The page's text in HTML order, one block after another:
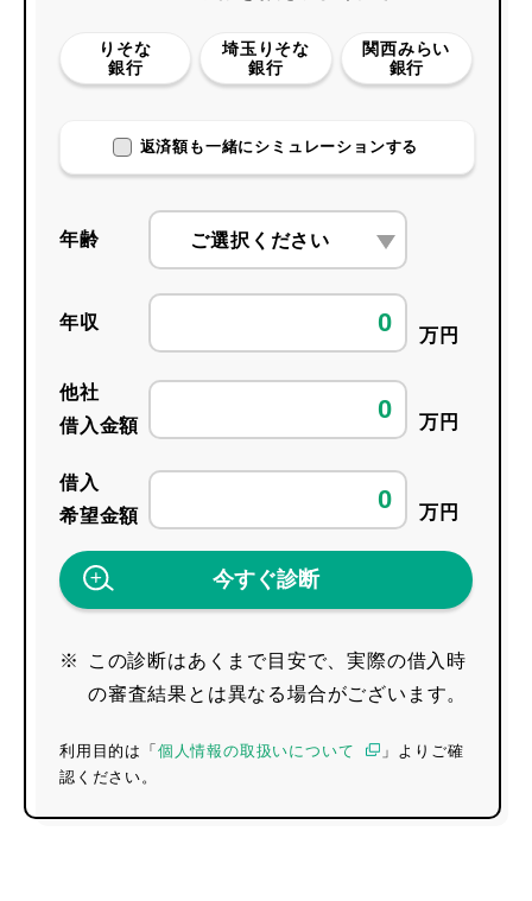
りそな
銀行
埼玉りそな
銀行
関西みらい
銀行
返済額も一緒にシミュレーションする
年齢 ご選択ください
年収
万円
他社
借入金額
万円
借入
希望金額
万円
今すぐ診断
※
この診断はあくまで目安で、実際の借入時
の審査結果とは異なる場合がございます。
利用目的は「 個人情報の取扱いについて
」よりご確
認ください。